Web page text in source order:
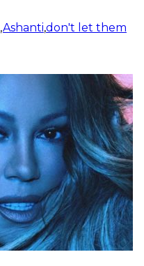
,Ashanti,don't let them